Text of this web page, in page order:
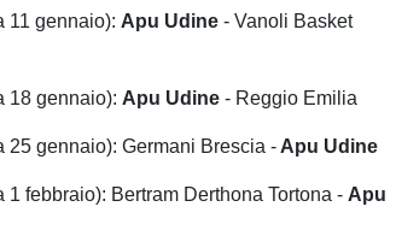
11 gennaio): Apu Udine - Vanoli Basket
18 gennaio): Apu Udine - Reggio Emilia
25 gennaio): Germani Brescia - Apu Udine
1 febbraio): Bertram Derthona Tortona - Apu